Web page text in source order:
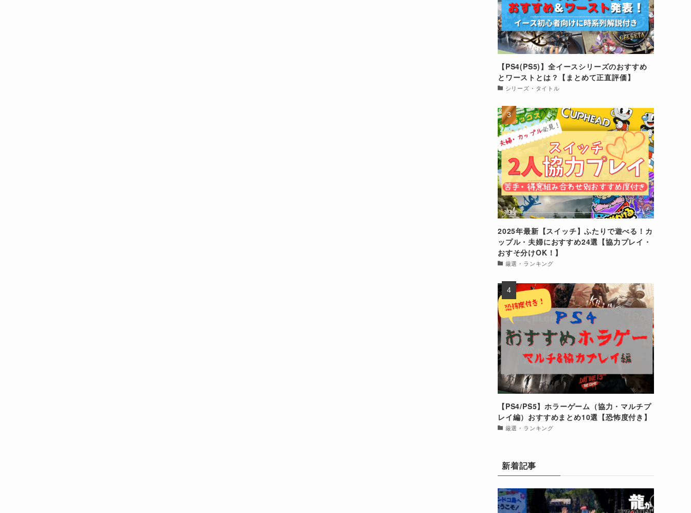
【PS4(PS5)】全イースシリーズのおすすめ
とワーストとは？【まとめて正直評価】
シリーズ・タイトル
2025年最新【スイッチ】ふたりで遊べる！カ
ップル・夫婦におすすめ24選【協力プレイ・
おすそ分けOK！】
厳選・ランキング
【PS4/PS5】ホラーゲーム（協力・マルチプ
レイ編）おすすめまとめ10選【恐怖度付き】
厳選・ランキング
新着記事